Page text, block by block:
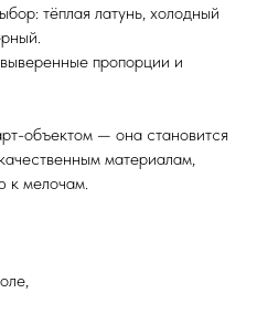
тёплая латунь, холодный
пропорции и
объектом — она становится
материалам,
к мелочам.